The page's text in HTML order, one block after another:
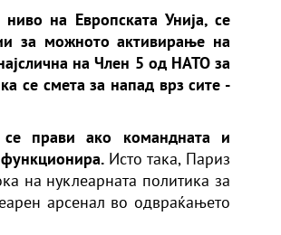
ниво на Европската Унија, се
за можното активирање на
на Член 5 од НАТО за
се смета за напад врз сите -
прави ако командната и
Исто така, Париз
на нуклеарната политика за
арсенал во одвраќањето